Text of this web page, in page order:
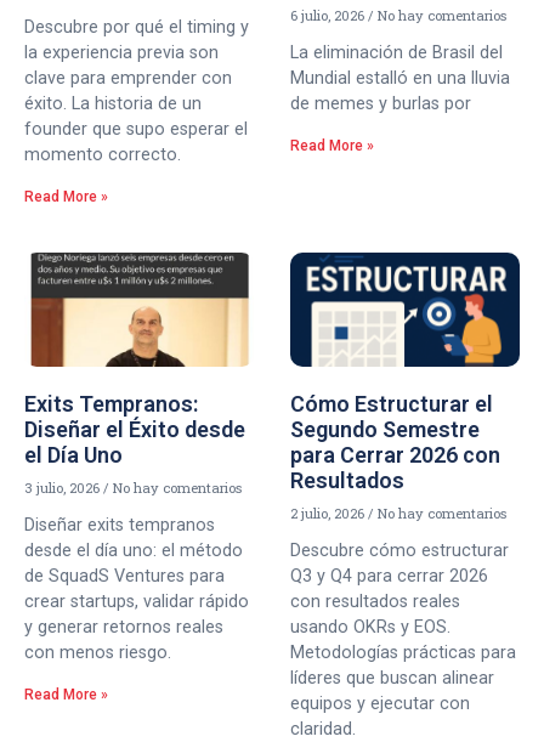
Descubre por qué el timing y
la experiencia previa son
clave para emprender con
éxito. La historia de un
founder que supo esperar el
momento correcto.
Read More »
6 julio, 2026 No hay comentarios
La eliminación de Brasil del
Mundial estalló en una lluvia
de memes y burlas por
Read More »
Exits Tempranos:
Diseñar el Éxito desde
el Día Uno
3 julio, 2026 No hay comentarios
Diseñar exits tempranos
desde el día uno: el método
de SquadS Ventures para
crear startups, validar rápido
y generar retornos reales
con menos riesgo.
Read More »
Cómo Estructurar el
Segundo Semestre
para Cerrar 2026 con
Resultados
2 julio, 2026 No hay comentarios
Descubre cómo estructurar
Q3 y Q4 para cerrar 2026
con resultados reales
usando OKRs y EOS.
Metodologías prácticas para
líderes que buscan alinear
equipos y ejecutar con
claridad.